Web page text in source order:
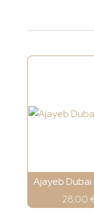
Ajayeb
28,00